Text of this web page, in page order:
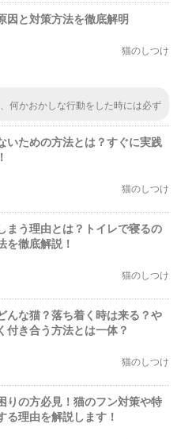
因と対策方法を徹底解明
猫のしつけ
何かおかしな行動をした時には必ず
他の場所で粗相をしてしまうという
いための方法とは？すぐに実践
猫のしつけ
まう理由とは？トイレで寝るの
を徹底解説！
猫のしつけ
んな猫？落ち着く時は来る？や
付き合う方法とは一体？
猫のしつけ
りの方必見！猫のフン対策や特
る理由を解説します！